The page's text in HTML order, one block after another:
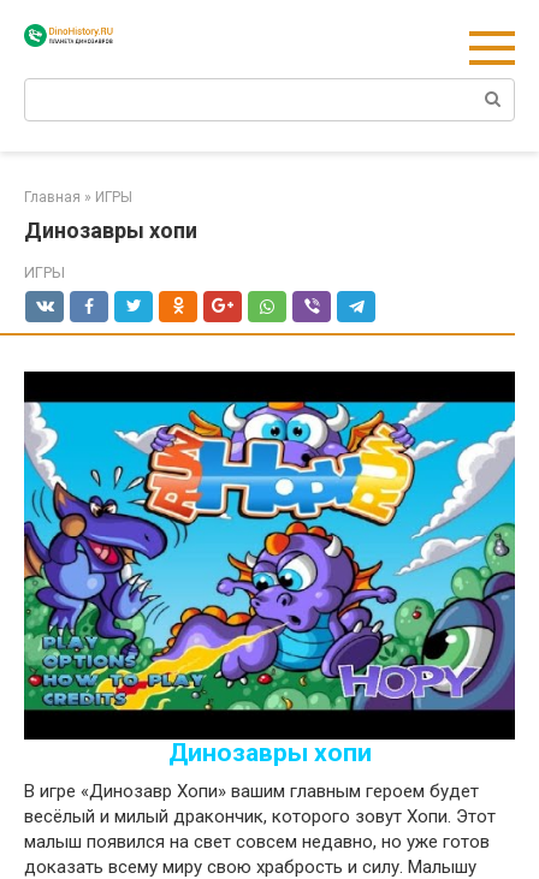
Главная » ИГРЫ
Динозавры хопи
ИГРЫ
Динозавры хопи
В игре «Динозавр Хопи» вашим главным героем будет
весёлый и милый дракончик, которого зовут Хопи. Этот
малыш появился на свет совсем недавно, но уже готов
доказать всему миру свою храбрость и силу. Малышу